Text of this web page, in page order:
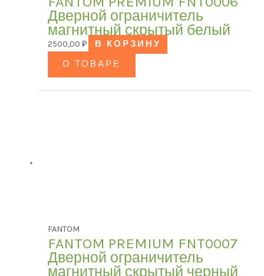
Дверной ограничитель
магнитный скрытый белый
2500,00 ₽
В КОРЗИНУ
О ТОВАРЕ
FANTOM
FANTOM PREMIUM FNT0007
Дверной ограничитель
магнитный скрытый черный